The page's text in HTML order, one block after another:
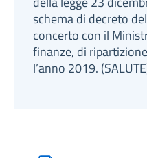
schema di decreto
concerto con il
finanze, di
l’anno 2019.